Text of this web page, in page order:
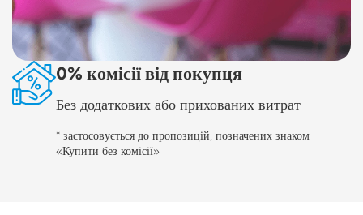
0% комісії від покупця
Без додаткових або прихованих витрат
* застосовується до пропозицій, позначених знаком
«Купити без комісії»